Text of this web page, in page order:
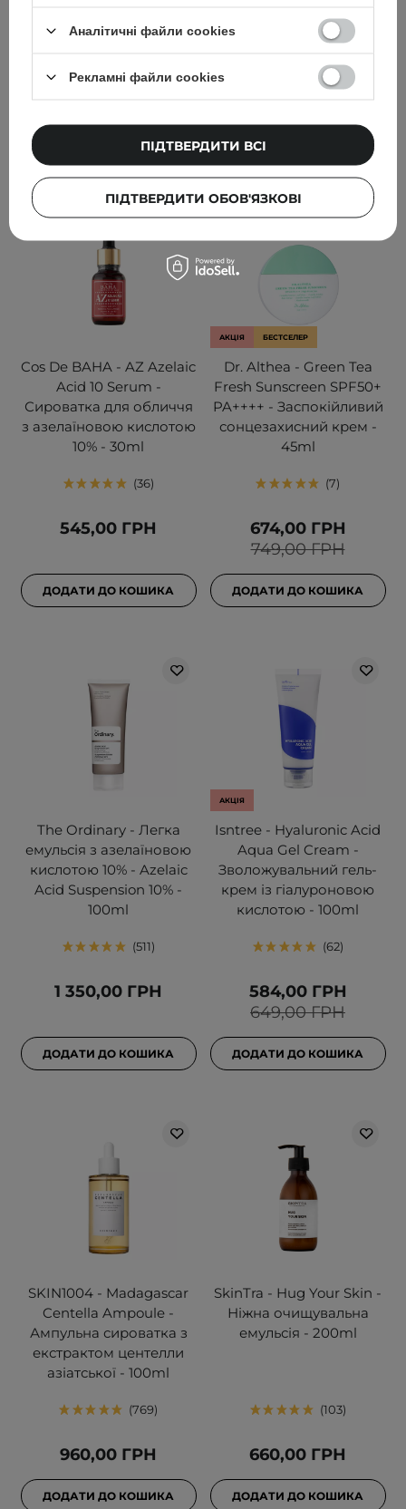
ДОДАТИ ДО КОШИКА
37
640,00 ГРН
576,00 ГРН
ДОДАТИ ДО КОШИКА
Cos De BAHA - AZ Azelaic
Acid 10 Serum -
Сироватка для обличчя
з азелаїновою кислотою
10% - 30ml
36
545,00 ГРН
ДОДАТИ ДО КОШИКА
АКЦІЯ БЕСТСЕЛЕР
Dr. Althea - Green Tea
Fresh Sunscreen SPF50+
PA++++ - Заспокійливий
сонцезахисний крем -
45ml
7
749,00 ГРН
674,00 ГРН
ДОДАТИ ДО КОШИКА
The Ordinary - Легка
емульсія з азелаїновою
кислотою 10% - Azelaic
Acid Suspension 10% -
100ml
511
1 350,00 ГРН
ДОДАТИ ДО КОШИКА
АКЦІЯ
Isntree - Hyaluronic Acid
Aqua Gel Cream -
Зволожувальний гель-
крем із гіалуроновою
кислотою - 100ml
62
649,00 ГРН
584,00 ГРН
ДОДАТИ ДО КОШИКА
SKIN1004 - Madagascar
Centella Ampoule -
Ампульна сироватка з
екстрактом центелли
азіатської - 100ml
769
960,00 ГРН
ДОДАТИ ДО КОШИКА
SkinTra - Hug Your Skin -
Ніжна очищувальна
емульсія - 200ml
103
660,00 ГРН
ДОДАТИ ДО КОШИКА
Аналітичні файли cookies
Рекламні файли cookies
ПІДТВЕРДИТИ ОБОВ'ЯЗКОВІ
ПІДТВЕРДИТИ ВСІ